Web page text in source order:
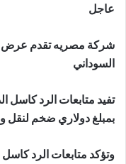
عاجل
شركة مصريه تقدم عرض
السوداني
تفيد متابعات الرد
بمبلغ دولاري ضخم لنقل
وتؤكد متابعات الرد